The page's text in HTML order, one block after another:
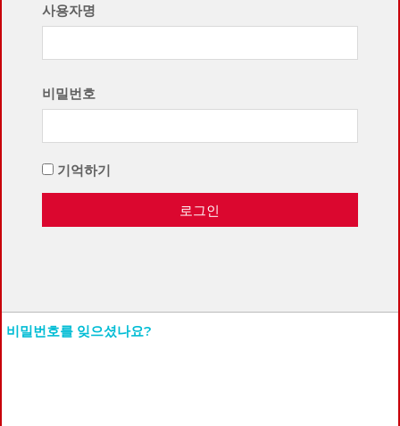
사용자명
비밀번호
기억하기
로그인
비밀번호를 잊으셨나요?